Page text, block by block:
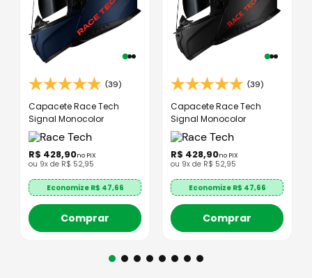
(39)
Capacete Race Tech
Signal Monocolor
R$ 428,90no PIX
ou 9x de R$ 52,95
Economize R$ 47,66
Comprar
(39)
Capacete Race Tech
Signal Monocolor
R$ 428,90no PIX
ou 9x de R$ 52,95
Economize R$ 47,66
Comprar